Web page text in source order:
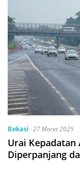
Bekasi 27 Maret 2025
Urai Kepadatan
Diperpanjang